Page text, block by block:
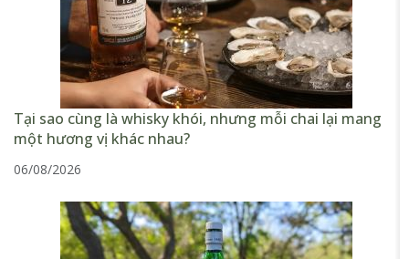
Tại sao cùng là whisky khói, nhưng mỗi chai lại mang
một hương vị khác nhau?
06/08/2026